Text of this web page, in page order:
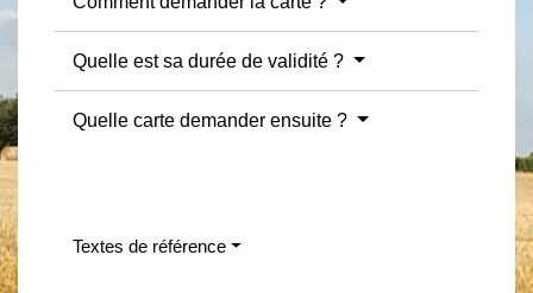
Quelle est sa durée de validité ?
Quelle carte demander ensuite ?
Textes de référence